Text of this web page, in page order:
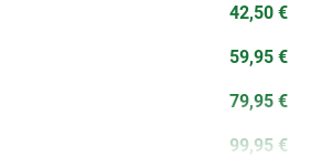
42,50 €
59,95 €
79,95 €
99,95 €